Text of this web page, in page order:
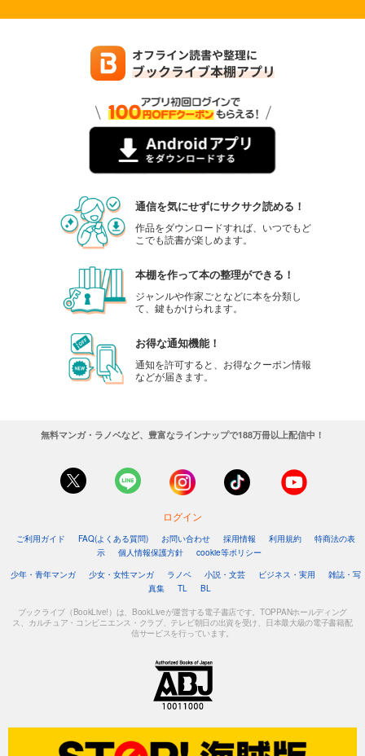
通信を気にせずにサクサク読める！
作品をダウンロードすれば、いつでもど
こでも読書が楽しめます。
本棚を作って本の整理ができる！
ジャンルや作家ごとなどに本を分類し
て、鍵もかけられます。
お得な通知機能！
通知を許可すると、お得なクーポン情報
などが届きます。
無料マンガ・ラノベなど、豊富なラインナップで188万冊以上配信中！
ログイン
ご利用ガイド FAQ(よくある質問) お問い合わせ 採用情報 利用規約
特商法の表
示
個人情報保護方針
cookie等ポリシー
少年・青年マンガ
少女・女性マンガ ラノベ 小説・文芸 ビジネス・実用
雑誌・写
真集
TL BL
ブックライブ（BookLive!）は、BookLiveが運営する電子書店です。TOPPANホールディング
ス、カルチュア・コンビニエンス・クラブ、テレビ朝日の出資を受け、日本最大級の電子書籍配
信サービスを行っています。